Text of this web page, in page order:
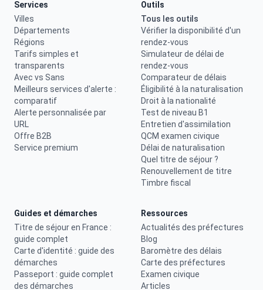
Services
Villes
Départements
Régions
Tarifs simples et
transparents
Avec vs Sans
Meilleurs services d'alerte :
comparatif
Alerte personnalisée par
URL
Offre B2B
Service premium
Outils
Tous les outils
Vérifier la disponibilité d'un
rendez-vous
Simulateur de délai de
rendez-vous
Comparateur de délais
Éligibilité à la naturalisation
Droit à la nationalité
Test de niveau B1
Entretien d'assimilation
QCM examen civique
Délai de naturalisation
Quel titre de séjour ?
Renouvellement de titre
Timbre fiscal
Guides et démarches
Titre de séjour en France :
guide complet
Carte d'identité : guide des
démarches
Passeport : guide complet
des démarches
Ressources
Actualités des préfectures
Blog
Baromètre des délais
Carte des préfectures
Examen civique
Articles